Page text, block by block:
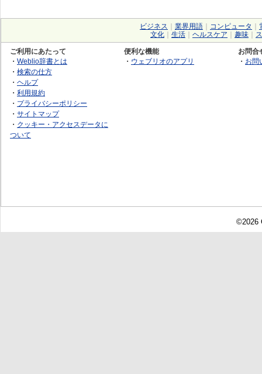
ビジネス 業界用語 コンピュータ
文化
生活 ヘルスケア 趣味
ご利用にあたって
・ Weblio辞書とは
・ 検索の仕方
・ ヘルプ
・ 利用規約
・ プライバシーポリシー
・ サイトマップ
・ クッキー・アクセスデータに
ついて
便利な機能
・ ウェブリオのアプリ
お問合
・ お問
©2026